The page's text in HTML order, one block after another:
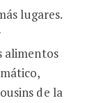
lugares.
alimentos
de la